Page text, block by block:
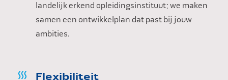
landelijk erkend opleidingsinstituut; we maken
samen een ontwikkelplan dat past bij jouw
ambities.
Flexibiliteit